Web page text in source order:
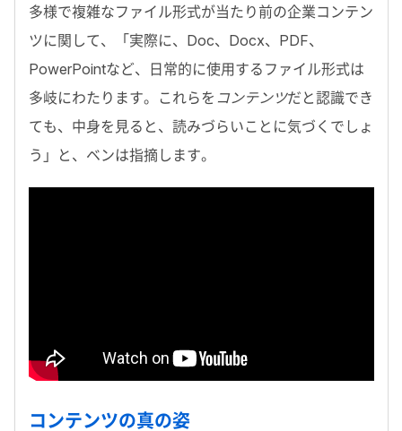
多様で複雑なファイル形式が当たり前の企業コンテン
ツに関して、「実際に、 Doc、 Docx、 PDF、
PowerPointなど、日常的に使用するファイル形式は
多岐にわたります。これらを コンテンツだと認識でき
ても、中身を見ると、読みづらいことに気づくでしょ
う」と、ベンは指摘します。
コンテンツの真の姿